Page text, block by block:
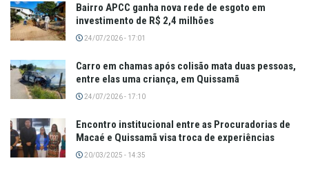
Bairro APCC ganha nova rede de esgoto em
investimento de R$ 2,4 milhões
24/07/2026 - 17:01
Carro em chamas após colisão mata duas pessoas,
entre elas uma criança, em Quissamã
24/07/2026 - 17:10
Encontro institucional entre as Procuradorias de
Macaé e Quissamã visa troca de experiências
20/03/2025 - 14:35